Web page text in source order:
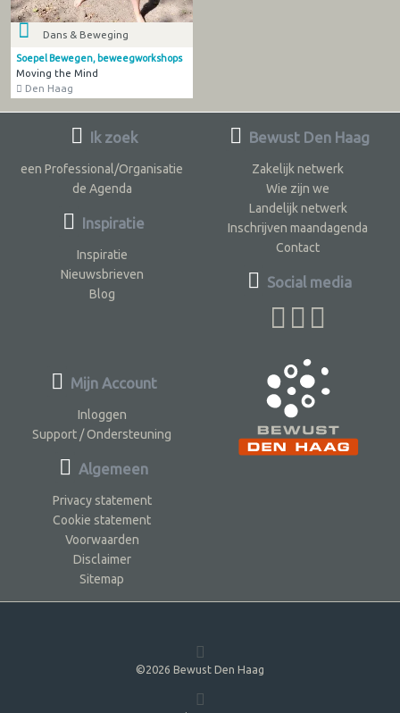
Dans & Beweging
Soepel Bewegen, beweegworkshops
Moving the Mind
Den Haag
Ik zoek
een Professional/Organisatie
de Agenda
Inspiratie
Inspiratie
Nieuwsbrieven
Blog
Bewust Den Haag
Zakelijk netwerk
Wie zijn we
Landelijk netwerk
Inschrijven maandagenda
Contact
Social media
Mijn Account
Inloggen
Support / Ondersteuning
Algemeen
Privacy statement
Cookie statement
Voorwaarden
Disclaimer
Sitemap
©2026 Bewust Den Haag